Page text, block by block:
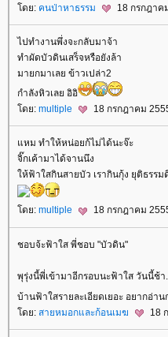
ดย: คนป่าหาธรรม 18 กรกฎาค
ไปทำงานพึ่งจะกลับมาจ้า
ทำผัดบัวดินเสร็จหรือยังล้า
มายกมาเลย ข้าวเปล่า2
กำลังหิวเลย อิอิ
ดย: multiple 18 กรกฎาคม
หม ทำให้หน่อยก้ไม่ได้นะจ๊ะ
จิ๊กเค้ามาได้จานนึง
ห้ฟ้าใสกินสายบัว เรากินกุ้ง ยุติธรรม
ดย: multiple 18 กรกฎาคม
ชอบจ้ะฟ้าใส พี่ชอบ "บัวดิน"
พุรุ่งนี้พี่เข้ามาอีกรอบนะฟ้าใส วันนี้ช้า
บ้านฟ้าใสรายละเอียดเยอะ อยากอ่านก่
ดย: สายหมอกและก้อนเมฆ 18